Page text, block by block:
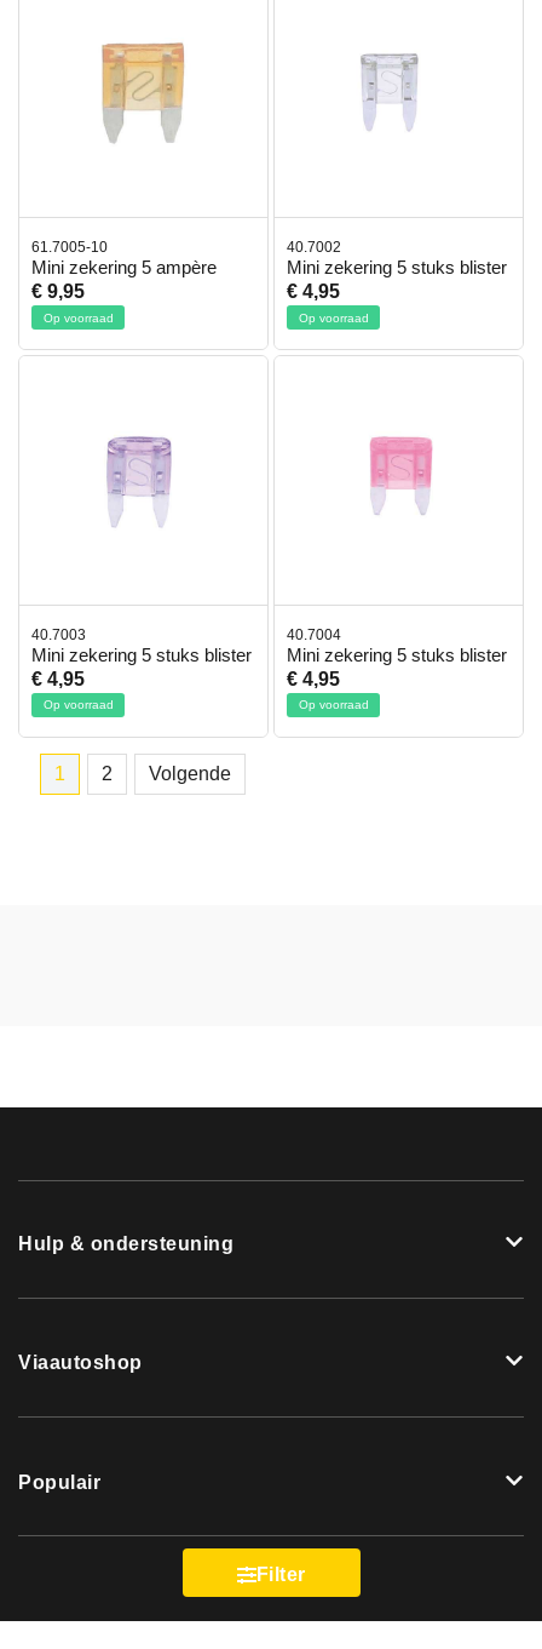
61.7005-10
Mini zekering 5 ampère
€ 9,95
Op voorraad
40.7002
Mini zekering 5 stuks blister
€ 4,95
Op voorraad
40.7003
Mini zekering 5 stuks blister
€ 4,95
Op voorraad
40.7004
Mini zekering 5 stuks blister
€ 4,95
Op voorraad
1 2 Volgende
Filter
Hulp & ondersteuning
Viaautoshop
Populair